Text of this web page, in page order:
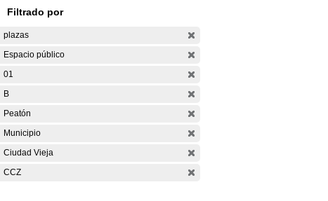
Filtrado por
plazas
Espacio público
01
B
Peatón
Municipio
Ciudad Vieja
CCZ